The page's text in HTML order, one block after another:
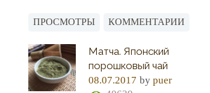
ПРОСМОТРЫ КОММЕНТАРИИ
Матча. Японский
порошковый чай
08.07.2017 bypuer